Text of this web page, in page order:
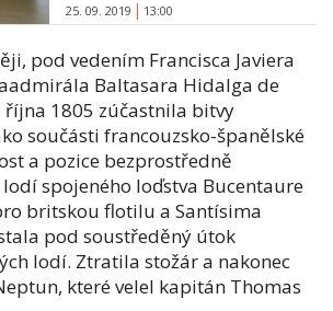
25. 09. 2019 13:00
pod vedením Francisca Javiera
Baltasara Hidalga de
října 1805 zúčastnila bitvy
součásti francouzsko-španělské
a pozice bezprostředně
spojeného loďstva Bucentaure
britskou flotilu a Santísima
pod soustředěný útok
lodí. Ztratila stožár a nakonec
které velel kapitán Thomas